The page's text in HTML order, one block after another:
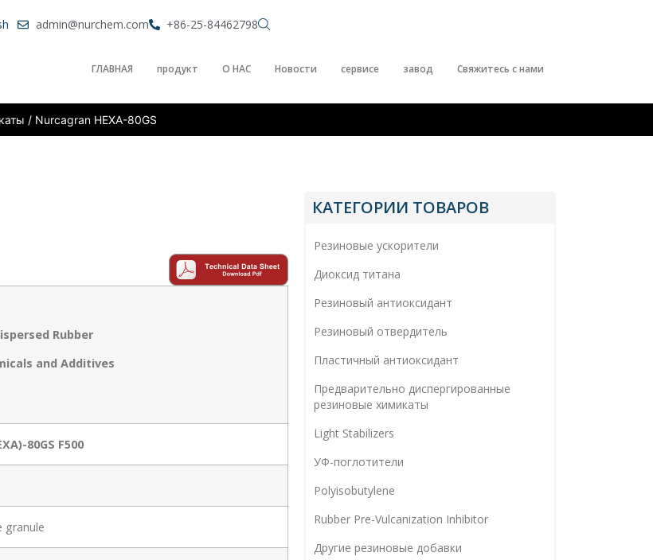
admin@nurchem.com +86-25-84462798
ГЛАВНАЯ продукт О НАС Новости сервисе завод Свяжитесь с нами
/ Nurcagran HEXA-80GS
Rubber
and Additives
80GS F500
granule
КАТЕГОРИИ ТОВАРОВ
Резиновые ускорители
Диоксид титана
Резиновый антиоксидант
Резиновый отвердитель
Пластичный антиоксидант
Предварительно диспергированные
резиновые химикаты
Light Stabilizers
УФ-поглотители
Polyisobutylene
Rubber Pre-Vulcanization Inhibitor
Другие резиновые добавки